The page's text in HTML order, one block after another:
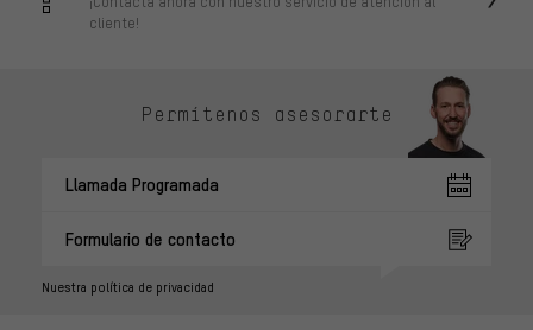
cliente!
Permítenos asesorarte
Llamada Programada
Formulario de contacto
Nuestra política de privacidad